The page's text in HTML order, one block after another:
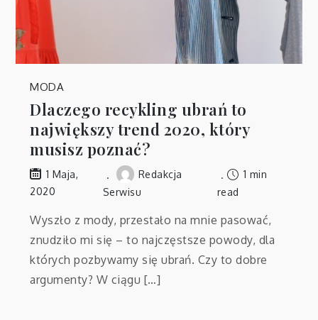
MODA
Dlaczego recykling ubrań to
największy trend 2020, który
musisz poznać?
1 Maja,
2020
Redakcja
Serwisu
1 min
read
Wyszło z mody, przestało na mnie pasować,
znudziło mi się – to najczęstsze powody, dla
których pozbywamy się ubrań. Czy to dobre
argumenty? W ciągu […]